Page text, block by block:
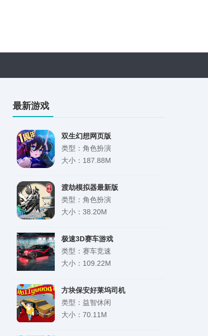
最新游戏
双生幻想网页版
类型：角色扮演
大小：187.88M
渡劫模拟器最新版
类型：角色扮演
大小：38.20M
极速3D赛车游戏
类型：赛车竞速
大小：109.22M
方块保安好莱坞司机
类型：益智休闲
大小：70.11M